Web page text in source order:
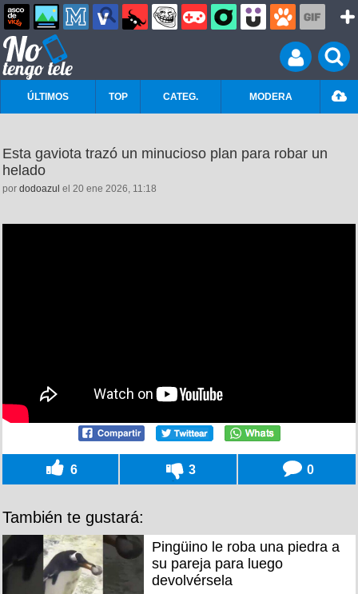
ÚLTIMOS TOP CATEG. MODERA
Esta gaviota trazó un minucioso plan para robar un
helado
por dodoazul el 20 ene 2026, 11:18
6 3 0
También te gustará:
Pingüino le roba una piedra a
su pareja para luego
devolvérsela